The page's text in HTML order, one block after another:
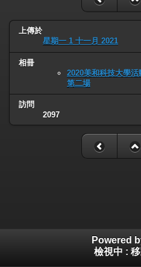
上傳於
星期一 1 十一月 2021
相冊
2020美和科技大學活
第二場
訪問
2097
Powered
檢視中 :